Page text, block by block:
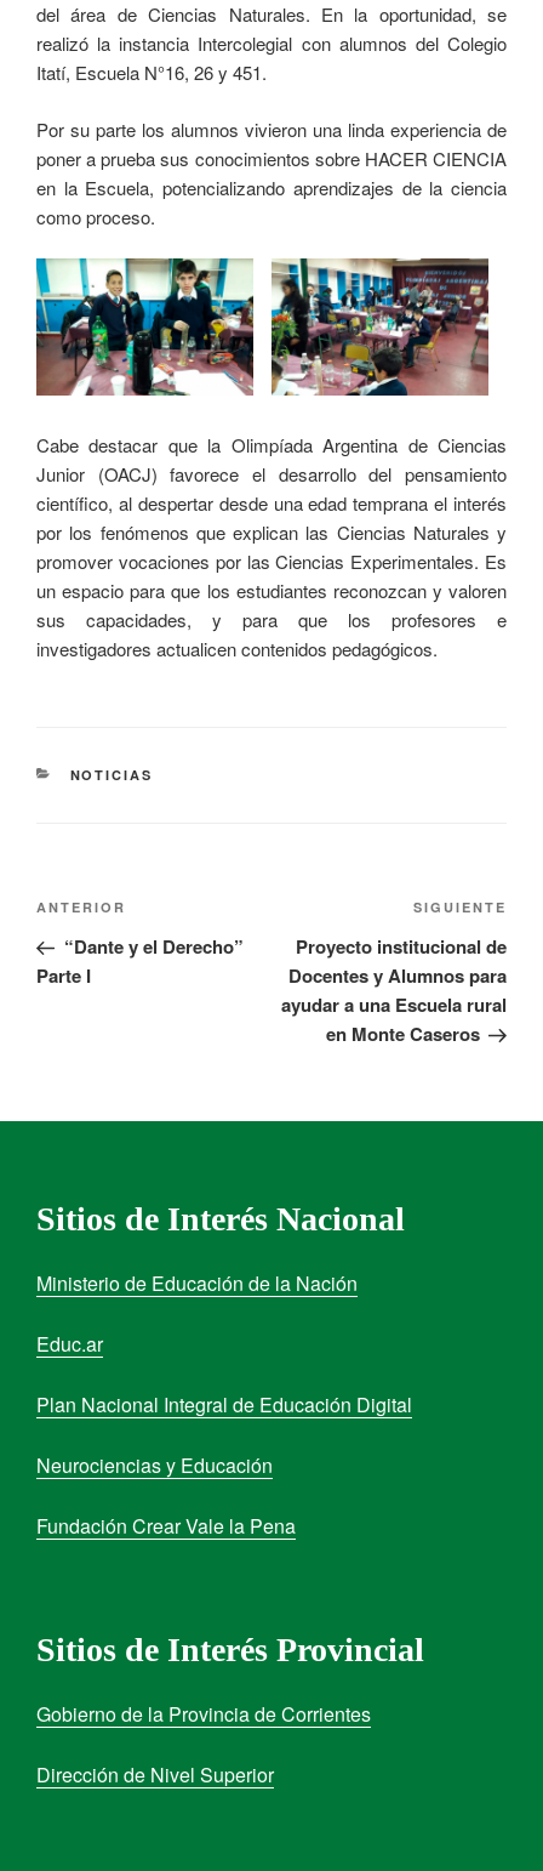
del área de Ciencias Naturales. En la oportunidad, se
realizó la instancia Intercolegial con alumnos del Colegio
Itatí, Escuela N°16, 26 y 451.
Por su parte los alumnos vivieron una linda experiencia de
poner a prueba sus conocimientos sobre HACER CIENCIA
en la Escuela, potencializando aprendizajes de la ciencia
como proceso.
Cabe destacar que la Olimpíada Argentina de Ciencias
Junior (OACJ) favorece el desarrollo del pensamiento
científico, al despertar desde una edad temprana el interés
por los fenómenos que explican las Ciencias Naturales y
promover vocaciones por las Ciencias Experimentales. Es
un espacio para que los estudiantes reconozcan y valoren
sus capacidades, y para que los profesores e
investigadores actualicen contenidos pedagógicos.
NOTICIAS
ANTERIOR
“Dante y el Derecho”
Parte I
SIGUIENTE
Proyecto institucional de
Docentes y Alumnos para
ayudar a una Escuela rural
en Monte Caseros
Sitios de Interés Nacional
Ministerio de Educación de la Nación
Educ.ar
Plan Nacional Integral de Educación Digital
Neurociencias y Educación
Fundación Crear Vale la Pena
Sitios de Interés Provincial
Gobierno de la Provincia de Corrientes
Dirección de Nivel Superior